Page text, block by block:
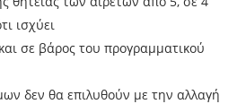
ισχύει
σε βάρος του προγραμματικού
δεν θα επιλυθούν με την αλλαγή